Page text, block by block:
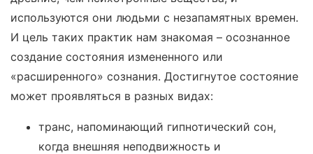
используются они людьми с незапамятных времен.
И цель таких практик нам знакомая – осознанное
создание состояния измененного или
«расширенного» сознания. Достигнутое состояние
может проявляться в разных видах:
транс, напоминающий гипнотический сон,
когда внешняя неподвижность и